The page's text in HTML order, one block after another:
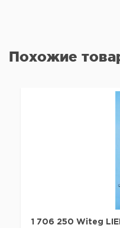
Похожие
1 706 250 Witeg